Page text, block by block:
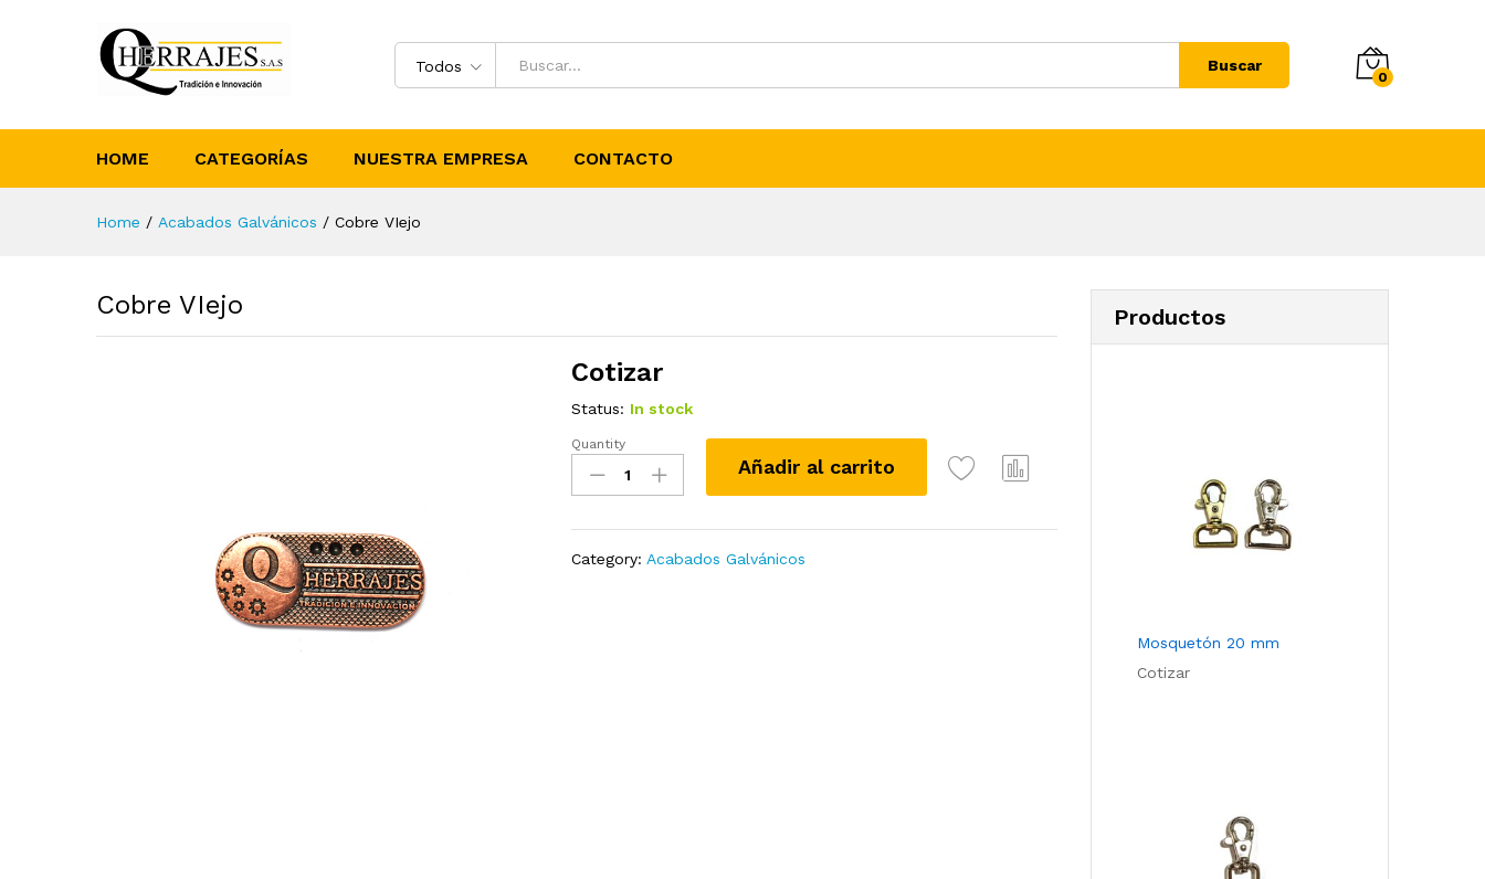
Todos Buscar
0
HOME CATEGORÍAS NUESTRA EMPRESA CONTACTO
Home / Acabados Galvánicos / Cobre VIejo
Cobre VIejo
Cotizar
Status: In stock
Cobre
VIejo
quantity
Quantity
Añadir al carrito
Category: Acabados Galvánicos
Productos
Mosquetón 20 mm
Cotizar